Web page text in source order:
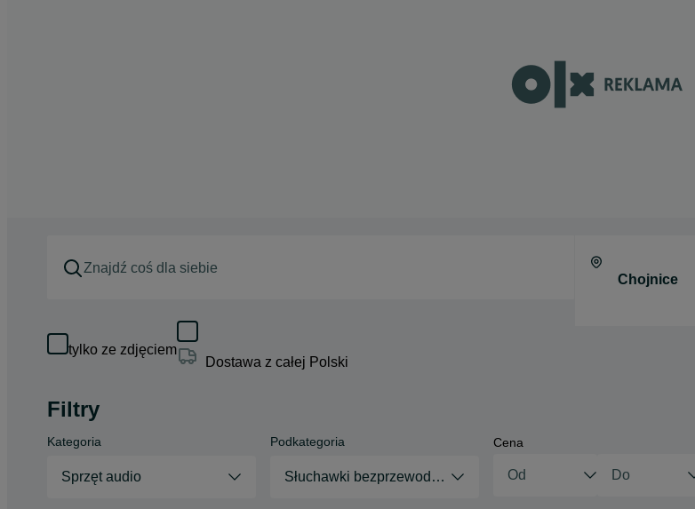
tylko ze zdjęciem
Dostawa z całej Polski
Filtry
Kategoria
Sprzęt audio
Podkategoria
Słuchawki bezprzewodowe
Cena